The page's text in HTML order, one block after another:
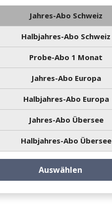
Jahres-Abo Schweiz
Halbjahres-Abo Schweiz
Probe-Abo 1 Monat
Jahres-Abo Europa
Halbjahres-Abo Europa
Jahres-Abo Übersee
Halbjahres-Abo Übersee
Auswählen